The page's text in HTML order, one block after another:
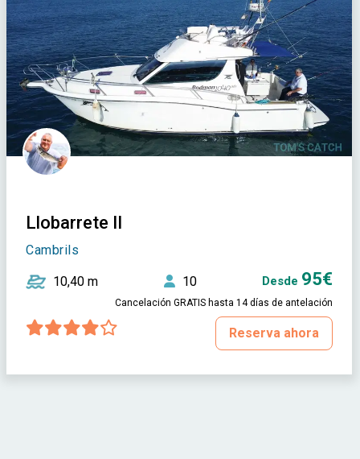
Llobarrete II
Cambrils
10,40 m 10 Desde 95€
Cancelación GRATIS hasta 14 días de antelación
Reserva ahora